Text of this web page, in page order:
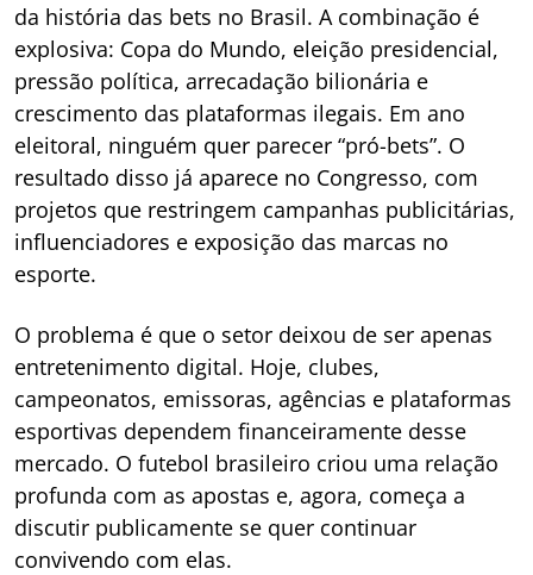
da história das bets no Brasil. A combinação é
explosiva: Copa do Mundo, eleição presidencial,
pressão política, arrecadação bilionária e
crescimento das plataformas ilegais. Em ano
eleitoral, ninguém quer parecer “pró-bets”. O
resultado disso já aparece no Congresso, com
projetos que restringem campanhas publicitárias,
influenciadores e exposição das marcas no
esporte.
O problema é que o setor deixou de ser apenas
entretenimento digital. Hoje, clubes,
campeonatos, emissoras, agências e plataformas
esportivas dependem financeiramente desse
mercado. O futebol brasileiro criou uma relação
profunda com as apostas e, agora, começa a
discutir publicamente se quer continuar
convivendo com elas.